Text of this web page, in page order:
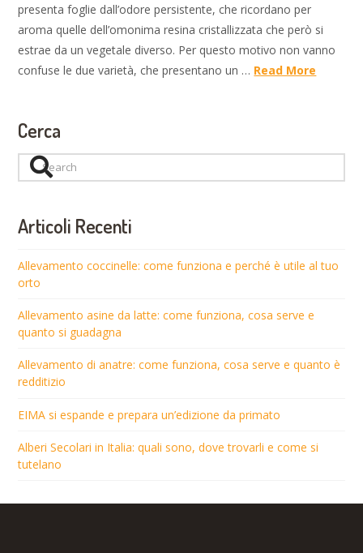
presenta foglie dall’odore persistente, che ricordano per
aroma quelle dell’omonima resina cristallizzata che però si
estrae da un vegetale diverso. Per questo motivo non vanno
confuse le due varietà, che presentano un … Read More
Cerca
Search
Articoli Recenti
Allevamento coccinelle: come funziona e perché è utile al tuo
orto
Allevamento asine da latte: come funziona, cosa serve e
quanto si guadagna
Allevamento di anatre: come funziona, cosa serve e quanto è
redditizio
EIMA si espande e prepara un’edizione da primato
Alberi Secolari in Italia: quali sono, dove trovarli e come si
tutelano